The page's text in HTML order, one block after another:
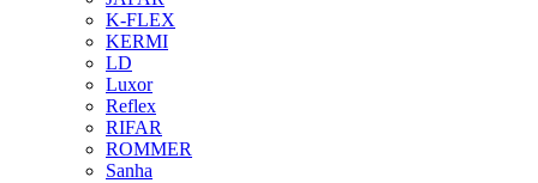
K-FLEX
KERMI
LD
Luxor
Reflex
RIFAR
ROMMER
Sanha